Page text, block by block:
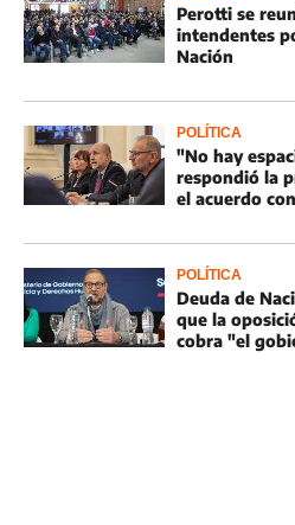
Perotti se
intendentes
Nación
POLÍTICA
"No hay
respondió la
el acuerdo
POLÍTICA
Deuda de
que la
cobra "el